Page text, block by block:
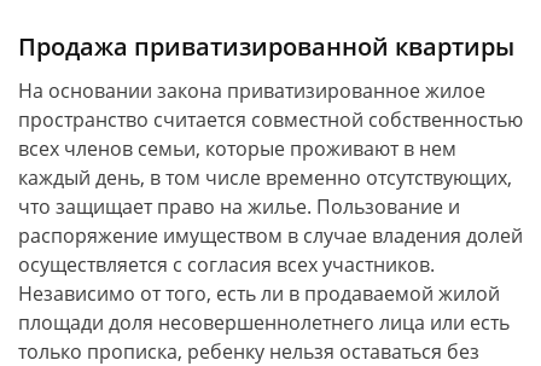
Продажа приватизированной квартиры
На основании закона приватизированное жилое
пространство считается совместной собственностью
всех членов семьи, которые проживают в нем
каждый день, в том числе временно отсутствующих,
что защищает право на жилье. Пользование и
распоряжение имуществом в случае владения долей
осуществляется с согласия всех участников.
Независимо от того, есть ли в продаваемой жилой
площади доля несовершеннолетнего лица или есть
только прописка, ребенку нельзя оставаться без